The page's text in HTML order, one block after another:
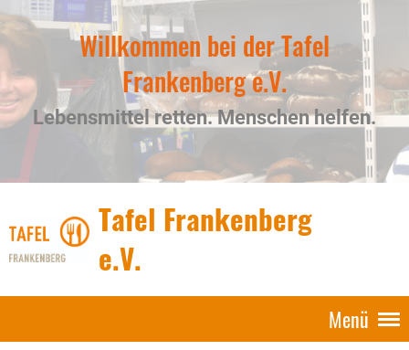
Willkommen bei der Tafel
Frankenberg e.V.
Lebensmittel retten. Menschen helfen.
Tafel Frankenberg
e.V.
Menü